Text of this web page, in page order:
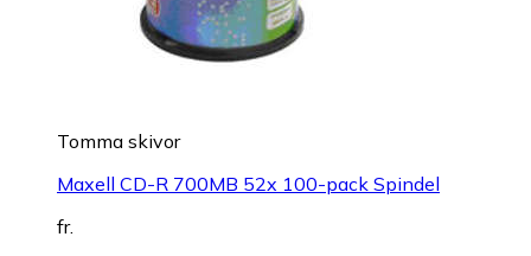
Tomma skivor
Maxell CD-R 700MB 52x 100-pack Spindel
fr.